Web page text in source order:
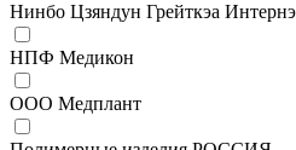
Нинбо Цзяндун Грейткэа
НПФ Медикон
ООО Медплант